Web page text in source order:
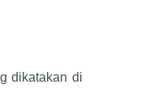
dikatakan di